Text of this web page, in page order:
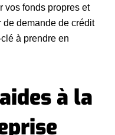
vos fonds propres et
demande de crédit
à prendre en
à la